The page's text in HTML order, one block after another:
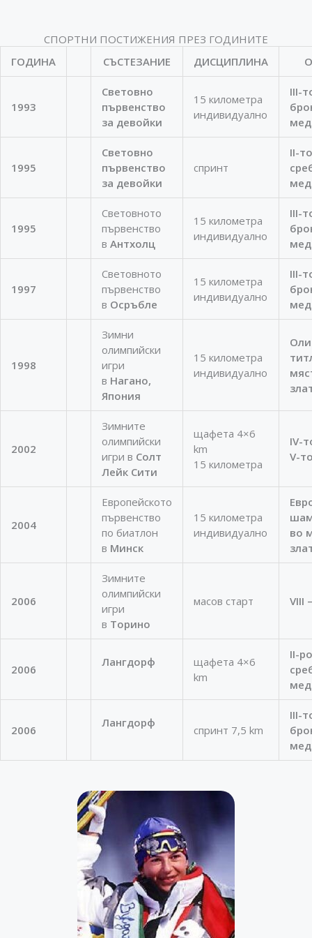
СПОРТНИ ПОСТИЖЕНИЯ ПРЕЗ ГОДИНИТЕ
ГОДИНА
СЪСТЕЗАНИЕ ДИСЦИПЛИНА
1993
Световно
първенство
за девойки
15 километра
индивидуално
III-
1995
Световно
първенство
за девойки
спринт
II-
1995
Световното
първенство
в Антхолц
15 километра
индивидуално
III-
1997
Световното
първенство
в Осръбле
15 километра
индивидуално
III-
1998
Зимни
олимпийски
игри
в Нагано,
Япония
15 километра
индивидуално
2002
Зимните
олимпийски
игри в Солт
Лейк Сити
щафета 4×6
km
15 километра
IV-
V-
2004
Европейското
първенство
по биатлон
в Минск
15 километра
индивидуално
во
2006
Зимните
олимпийски
игри
в Торино
масов старт VIII
2006
Лангдорф
щафета 4×6
km
II-
2006
Лангдорф
спринт 7,5 km
III-